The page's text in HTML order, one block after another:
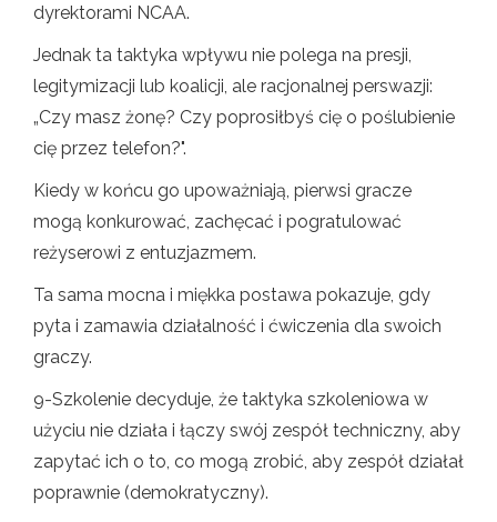
dyrektorami NCAA.
Jednak ta taktyka wpływu nie polega na presji,
legitymizacji lub koalicji, ale racjonalnej perswazji:
„Czy masz żonę? Czy poprosiłbyś cię o poślubienie
cię przez telefon?".
Kiedy w końcu go upoważniają, pierwsi gracze
mogą konkurować, zachęcać i pogratulować
reżyserowi z entuzjazmem.
Ta sama mocna i miękka postawa pokazuje, gdy
pyta i zamawia działalność i ćwiczenia dla swoich
graczy.
9-Szkolenie decyduje, że taktyka szkoleniowa w
użyciu nie działa i łączy swój zespół techniczny, aby
zapytać ich o to, co mogą zrobić, aby zespół działał
poprawnie (demokratyczny).